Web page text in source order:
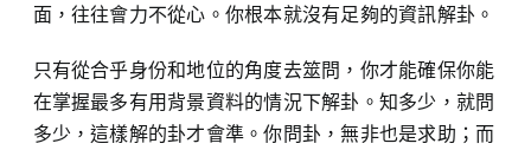
面，往往會力不從心。你根本就沒有足夠的資訊解卦。
只有從合乎身份和地位的角度去筮問，你才能確保你能
在掌握最多有用背景資料的情況下解卦。知多少，就問
多少，這樣解的卦才會準。你問卦，無非也是求助；而